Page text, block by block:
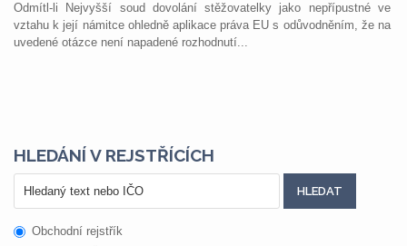
Odmítl-li Nejvyšší soud dovolání stěžovatelky jako nepřípustné ve
vztahu k její námitce ohledně aplikace práva EU s odůvodněním, že na
uvedené otázce není napadené rozhodnutí...
HLEDÁNÍ V REJSTŘÍCÍCH
Obchodní rejstřík